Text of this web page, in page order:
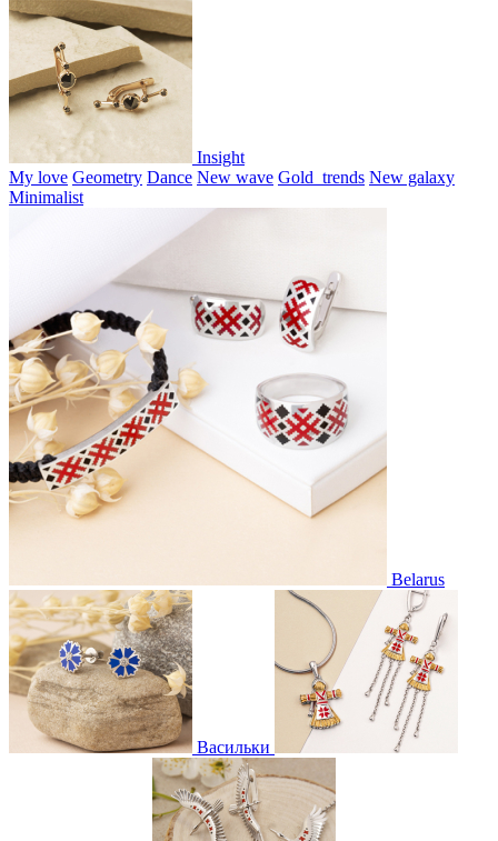
Insight
My love Geometry Dance New wave Gold_trends New galaxy
Minimalist
Belarus
Васильки